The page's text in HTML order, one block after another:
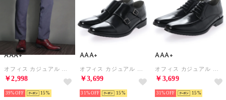
AAA+
￥2,998
39% 15
AAA+
￥3,699
31% 15
AAA+
￥3,699
31% 15